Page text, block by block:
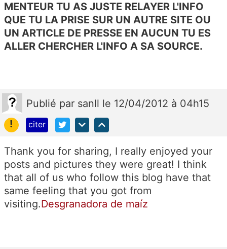
MENTEUR TU AS JUSTE RELAYER L'INFO
QUE TU LA PRISE SUR UN AUTRE SITE OU
UN ARTICLE DE PRESSE EN AUCUN TU ES
ALLER CHERCHER L'INFO A SA SOURCE.
Publié par sanll le 12/04/2012 à 04h15
!
citer
Thank you for sharing, I really enjoyed your
posts and pictures they were great! I think
that all of us who follow this blog have that
same feeling that you got from
visiting.Desgranadora de maíz